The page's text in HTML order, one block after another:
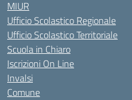
MIUR
Ufficio Scolastico Regionale
Ufficio Scolastico Territoriale
Scuola in Chiaro
Iscrizioni On Line
Invalsi
Comune